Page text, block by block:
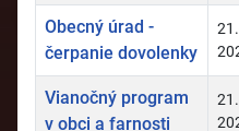
Obecný úrad -
čerpanie dovolenky
Vianočný program
v obci a farnosti